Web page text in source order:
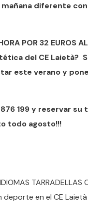
mañana diferente
POR 32 EUROS
del CE
este verano y
876 199 y reservar
todo agosto!!!
TARRADELLAS
deporte en el CE